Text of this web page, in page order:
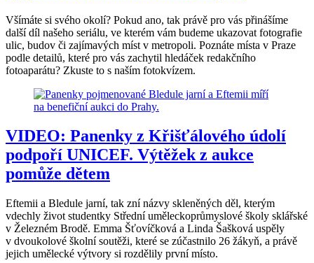
Všímáte si svého okolí? Pokud ano, tak právě pro vás přinášíme
další díl našeho seriálu, ve kterém vám budeme ukazovat fotografie
ulic, budov či zajímavých míst v metropoli. Poznáte místa v Praze
podle detailů, které pro vás zachytil hledáček redakčního
fotoaparátu? Zkuste to s naším fotokvízem.
VIDEO: Panenky z Křišťálového údolí
podpoří UNICEF. Výtěžek z aukce
pomůže dětem
Eftemii a Bledule jarní, tak zní názvy skleněných děl, kterým
vdechly život studentky Střední uměleckoprůmyslové školy sklářské
v Železném Brodě. Emma Šťovíčková a Linda Šašková uspěly
v dvoukolové školní soutěži, které se zúčastnilo 26 žákyň, a právě
jejich umělecké výtvory si rozdělily první místo.